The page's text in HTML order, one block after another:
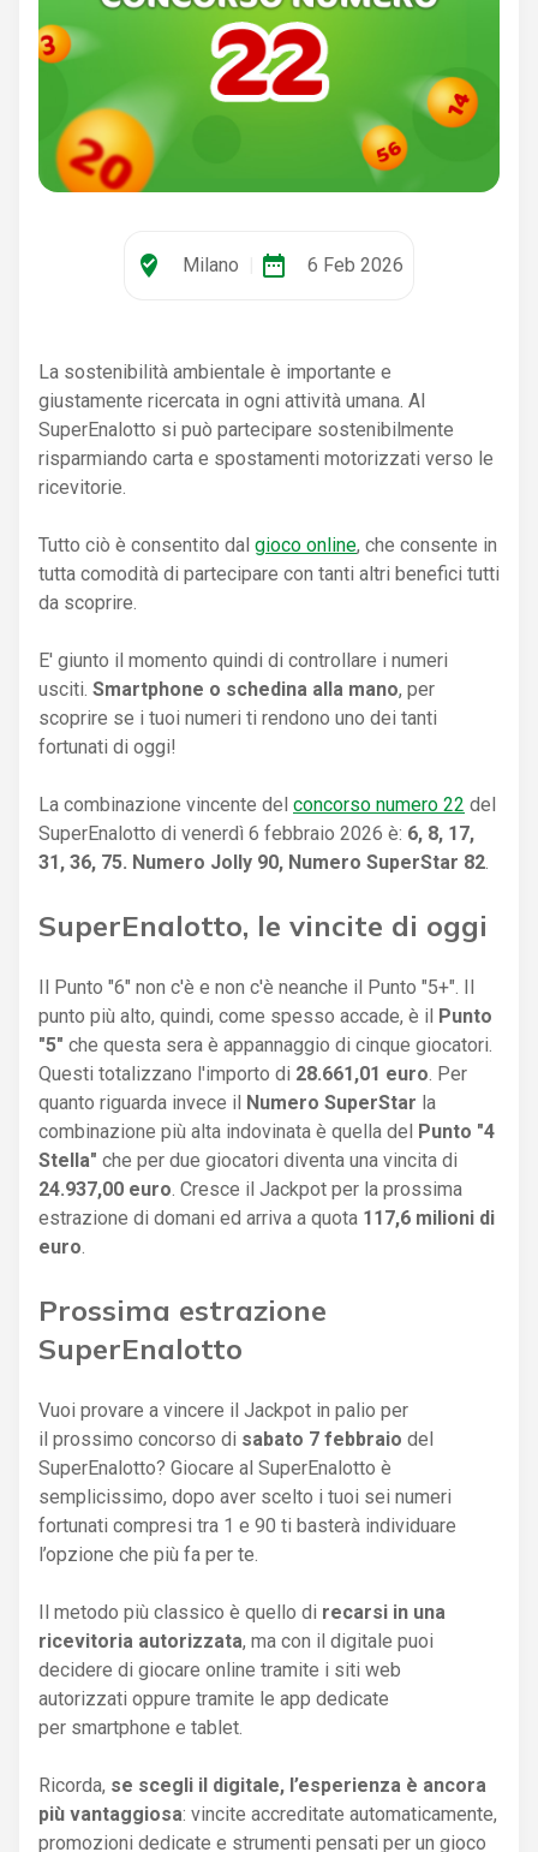
where_to_vote Milano date_range 6 Feb 2026
La sostenibilità ambientale è importante e
giustamente ricercata in ogni attività umana. Al
SuperEnalotto si può partecipare sostenibilmente
risparmiando carta e spostamenti motorizzati verso le
ricevitorie.
Tutto ciò è consentito dal gioco online, che consente in
tutta comodità di partecipare con tanti altri benefici tutti
da scoprire.
E' giunto il momento quindi di controllare i numeri
usciti. Smartphone o schedina alla mano, per
scoprire se i tuoi numeri ti rendono uno dei tanti
fortunati di oggi!
La combinazione vincente del concorso numero 22 del
SuperEnalotto di venerdì 6 febbraio 2026 è: 6, 8, 17,
31, 36, 75. Numero Jolly 90, Numero SuperStar 82
SuperEnalotto, le vincite di oggi
Il Punto "6" non c'è e non c'è neanche il Punto "5+". Il
punto più alto, quindi, come spesso accade, è il Punto
"5" che questa sera è appannaggio di cinque giocatori.
Questi totalizzano l'importo di 28.661,01 euro . Per
quanto riguarda invece il Numero SuperStar la
combinazione più alta indovinata è quella del Punto "4
Stella" che per due giocatori diventa una vincita di
24.937,00 euro . Cresce il Jackpot per la prossima
estrazione di domani ed arriva a quota 117,6 milioni di
euro
Prossima estrazione
SuperEnalotto
Vuoi provare a vincere il Jackpot in palio per
il prossimo concorso di sabato 7 febbraio del
SuperEnalotto? Giocare al SuperEnalotto è
semplicissimo, dopo aver scelto i tuoi sei numeri
fortunati compresi tra 1 e 90 ti basterà individuare
l’opzione che più fa per te.
Il metodo più classico è quello di recarsi in una
ricevitoria autorizzata, ma con il digitale puoi
decidere di giocare online tramite i siti web
autorizzati oppure tramite le app dedicate
per smartphone e tablet.
Ricorda, se scegli il digitale, l’esperienza è ancora
più vantaggiosa: vincite accreditate automaticamente,
promozioni dedicate e strumenti pensati per un gioco